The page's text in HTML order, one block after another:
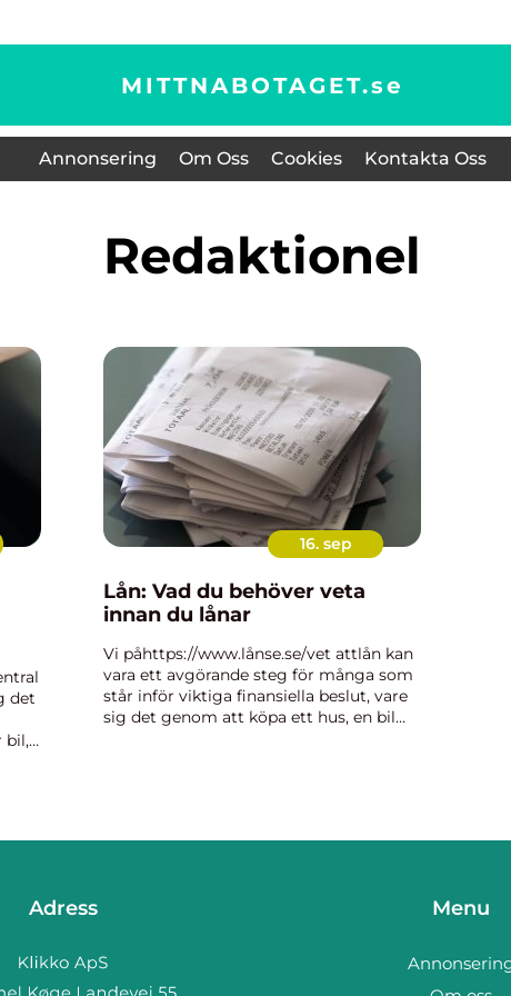
MITTNABOTAGET.se
Annonsering Om Oss Cookies Kontakta Oss
redaktionel
det
bil,
16. sep
Lån: Vad du behöver veta
innan du lånar
Vi påhttps://www.lånse.se/vet attlån kan
vara ett avgörande steg för många som
står inför viktiga finansiella beslut, vare
sig det genom att köpa ett hus, en bil
Adress Menu